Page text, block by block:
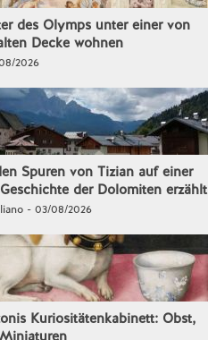
des Olymps unter einer von
Decke wohnen
2026
Spuren von Tizian auf einer
der Dolomiten erzählt
- 03/08/2026
Kuriositätenkabinett: Obst,